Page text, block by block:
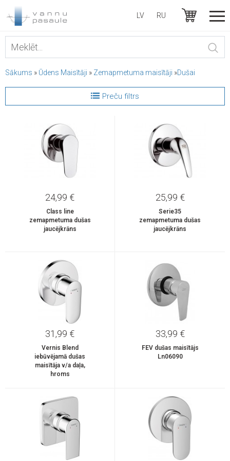
LV RU
Sākums » Ūdens Maisītāji » Zemapmetuma maisītāji »Dušai
Preču filtrs
24,99 €
Class line
zemapmetuma dušas
jaucējkrāns
25,99 €
Serie35
zemapmetuma dušas
jaucējkrāns
31,99 €
Vernis Blend
iebūvējamā dušas
maisītāja v/a daļa,
hroms
33,99 €
FEV dušas maisītājs
Ln06090